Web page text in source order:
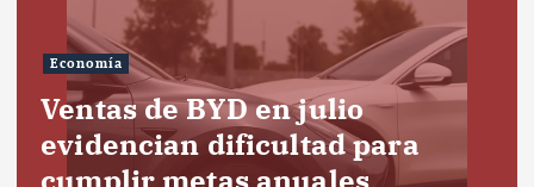
Economía
Ventas de BYD en julio
evidencian dificultad para
cumplir metas anuales